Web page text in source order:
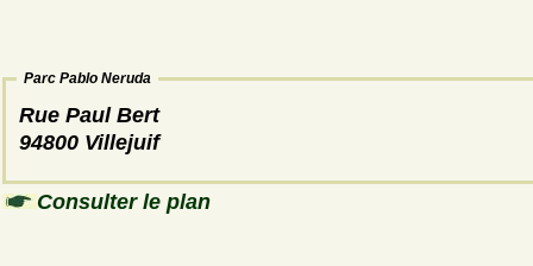
Parc Pablo Neruda
Rue Paul Bert
94800 Villejuif
Consulter le plan